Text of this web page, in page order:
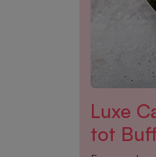
Luxe
tot